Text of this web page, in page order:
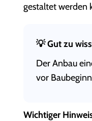
gestaltet werden
💡 ‍Gut zu
Der Anbau
vor
Wichtiger